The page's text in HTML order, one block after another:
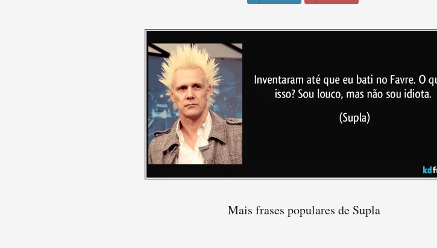
Mais frases populares de Supla